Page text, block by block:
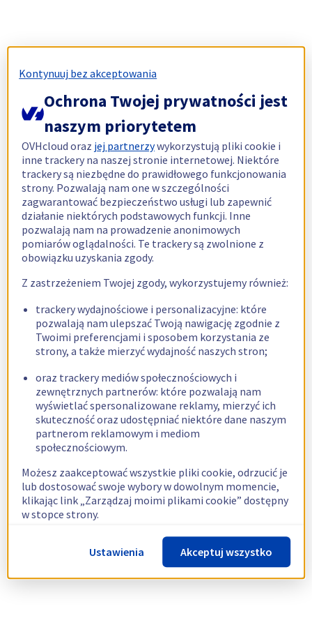
Kontynuuj bez akceptowania
Ochrona Twojej prywatności jest
naszym priorytetem
OVHcloud oraz jej partnerzywykorzystują pliki cookie i
inne trackery na naszej stronie internetowej. Niektóre
trackery są niezbędne do prawidłowego funkcjonowania
strony. Pozwalają nam one w szczególności
zagwarantować bezpieczeństwo usługi lub zapewnić
działanie niektórych podstawowych funkcji. Inne
pozwalają nam na prowadzenie anonimowych
pomiarów oglądalności. Te trackery są zwolnione z
obowiązku uzyskania zgody.
Z zastrzeżeniem Twojej zgody, wykorzystujemy również:
trackery wydajnościowe i personalizacyjne: które
pozwalają nam ulepszać Twoją nawigację zgodnie z
Twoimi preferencjami i sposobem korzystania ze
strony, a także mierzyć wydajność naszych stron;
oraz trackery mediów społecznościowych i
zewnętrznych partnerów: które pozwalają nam
wyświetlać spersonalizowane reklamy, mierzyć ich
skuteczność oraz udostępniać niektóre dane naszym
partnerom reklamowym i mediom
społecznościowym.
Możesz zaakceptować wszystkie pliki cookie, odrzucić je
lub dostosować swoje wybory w dowolnym momencie,
klikając link „Zarządzaj moimi plikami cookie” dostępny
w stopce strony.
Więcej informacji znajdziesz w naszejpolityce
dotyczącej wykorzystywania plików cookie.
Ustawienia Akceptuj wszystko